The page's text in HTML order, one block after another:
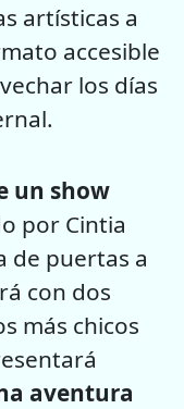
artísticas a
accesible
los días
un show
por Cintia
de puertas a
con dos
más chicos
aventura